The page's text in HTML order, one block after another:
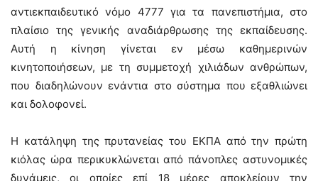
αντιεκπαιδευτικό νόμο 4777 για τα πανεπιστήμια, στο
πλαίσιο της γενικής αναδιάρθρωσης της εκπαίδευσης.
Αυτή η κίνηση γίνεται εν μέσω καθημερινών
κινητοποιήσεων, με τη συμμετοχή χιλιάδων ανθρώπων,
που διαδηλώνουν ενάντια στο σύστημα που εξαθλιώνει
και δολοφονεί.
Η κατάληψη της πρυτανείας του ΕΚΠΑ από την πρώτη
κιόλας ώρα περικυκλώνεται από πάνοπλες αστυνομικές
δυνάμεις, οι οποίες επί 18 μέρες αποκλείουν την